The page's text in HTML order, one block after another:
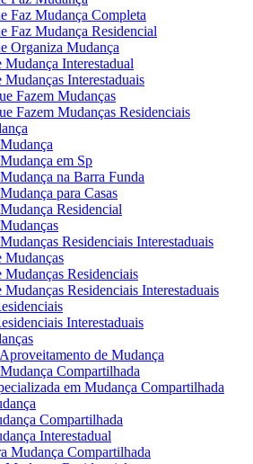
Faz Mudança Completa
Faz Mudança Residencial
Organiza Mudança
Mudança Interestadual
Mudanças Interestaduais
Fazem Mudanças
Fazem Mudanças Residenciais
em Sp
na Barra Funda
para Casas
Residencial
Residenciais Interestaduais
Mudanças
Mudanças Residenciais
Mudanças Residenciais Interestaduais
Interestaduais
de Mudança
Compartilhada
em Mudança Compartilhada
Compartilhada
Interestadual
Mudança Compartilhada